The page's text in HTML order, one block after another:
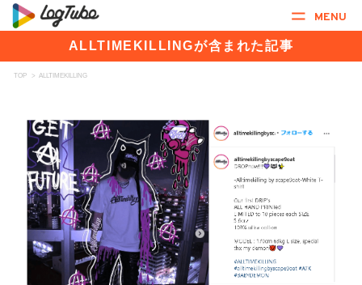
MENU
ALLTIMEKILLINGが含まれた記事
TOP > ALLTIMEKILLING